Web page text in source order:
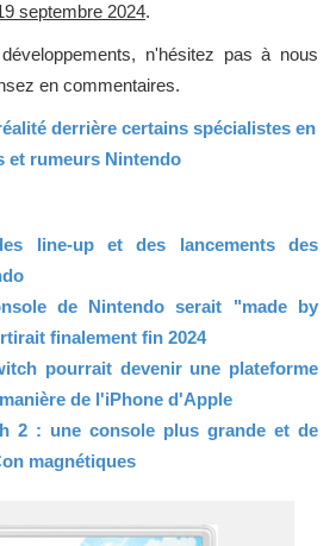
septembre 2024.
n'hésitez pas à nous
en commentaires.
derrière certains spécialistes en
et rumeurs Nintendo
line-up et des lancements des
de Nintendo serait "made by
finalement fin 2024
pourrait devenir une plateforme
de l'iPhone d'Apple
2 : une console plus grande et de
magnétiques